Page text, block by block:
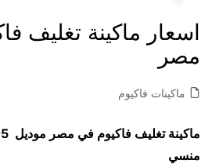
اسعار ماكينة تغليف
مصر
ماكينات فاكيوم
منسي